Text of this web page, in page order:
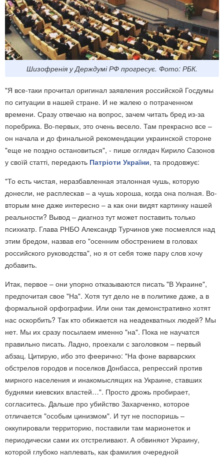
Шизофренія у Держдумі РФ прогресує. Фото: РБК.
"Я все-таки прочитал оригинал заявления российской Госдумы
по ситуации в нашей стране. И не жалею о потраченном
времени. Сразу отвечаю на вопрос, зачем читать бред из-за
поребрика. Во-первых, это очень весело. Там прекрасно все –
он начала и до финальной рекомендации украинской стороне
"еще не поздно остановиться", - пише оглядач Кирило Сазонов
у своїй статті, передають Патріоти України, та продовжує:
"То есть чистая, неразбавленная эталонная чушь, которую
донесли, не расплескав – а чушь хороша, когда она полная. Во-
вторым мне даже интересно – а как они видят картинку нашей
реальности? Вывод – диагноз тут может поставить только
психиатр. Глава РНБО Александр Турчинов уже посмеялся над
этим бредом, назвав его "осенним обострением в головах
российского руководства", но я от себя тоже пару слов хочу
добавить.
Итак, первое – они упорно отказываются писать "В Украине",
предпочитая свое "На". Хотя тут дело не в политике даже, а в
формальной орфографии. Или они так демонстративно хотят
нас оскорбить? Так кто обижается на неадекватных людей? Мы
нет. Мы их сразу посылаем именно "на". Пока не научатся
правильно писать. Ладно, проехали с заголовком – первый
абзац. Цитирую, ибо это феерично: "На фоне варварских
обстрелов городов и поселков Донбасса, репрессий против
мирного населения и инакомыслящих на Украине, ставших
буднями киевских властей…". Просто дрожь пробирает,
согласитесь. Дальше про убийство Захарченко, которое
отличается "особым цинизмом". И тут не поспоришь –
оккупировали территорию, поставили там марионеток и
периодически сами их отстреливают. А обвиняют Украину,
которой глубоко наплевать, как фамилия очередной